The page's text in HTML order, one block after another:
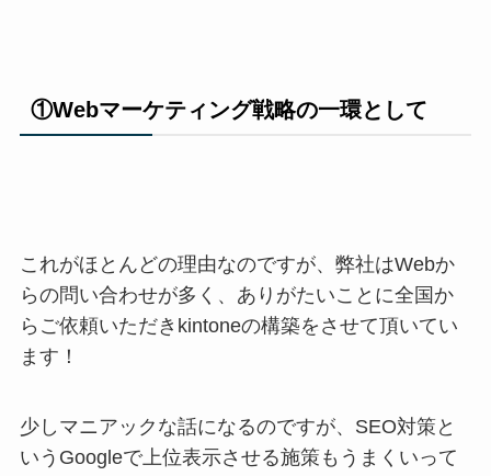
①Webマーケティング戦略の一環として
これがほとんどの理由なのですが、弊社はWebか
らの問い合わせが多く、ありがたいことに全国か
らご依頼いただきkintoneの構築をさせて頂いてい
ます！
少しマニアックな話になるのですが、SEO対策と
いうGoogleで上位表示させる施策もうまくいって